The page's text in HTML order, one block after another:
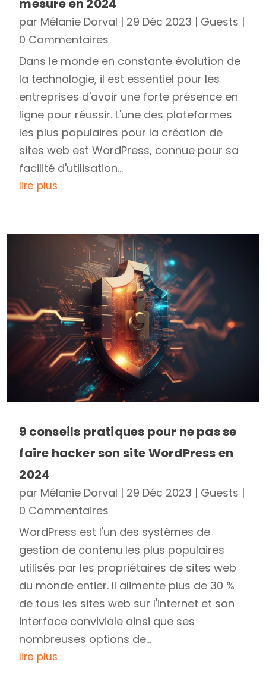
mesure en 2024
par Mélanie Dorval | 29 Déc 2023 | Guests |
0 Commentaires
Dans le monde en constante évolution de
la technologie, il est essentiel pour les
entreprises d'avoir une forte présence en
ligne pour réussir. L'une des plateformes
les plus populaires pour la création de
sites web est WordPress, connue pour sa
facilité d'utilisation...
lire plus
9 conseils pratiques pour ne pas se
faire hacker son site WordPress en
2024
par Mélanie Dorval | 29 Déc 2023 | Guests |
0 Commentaires
WordPress est l'un des systèmes de
gestion de contenu les plus populaires
utilisés par les propriétaires de sites web
du monde entier. Il alimente plus de 30 %
de tous les sites web sur l'internet et son
interface conviviale ainsi que ses
nombreuses options de...
lire plus